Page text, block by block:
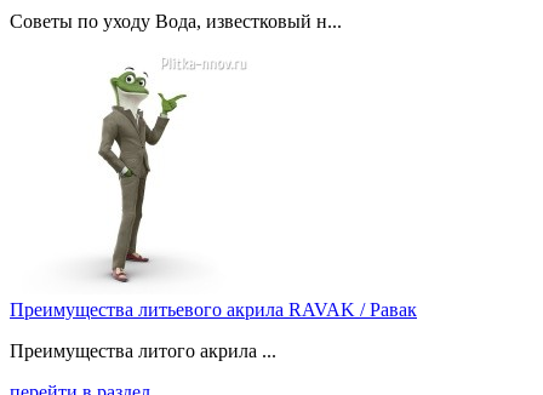
Советы по уходу Вода, известковый н...
Преимущества литьевого акрила RAVAK / Равак
Преимущества литого акрила ...